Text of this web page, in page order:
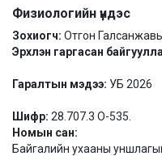
Физиологийн үндэс
Зохиогч: Отгон
Эрхлэн гаргасан
Гаралтын мэдээ: УБ 2026
Шифр: 28.707.3 О-535.
Номын сан:
Байгалийн ухааны